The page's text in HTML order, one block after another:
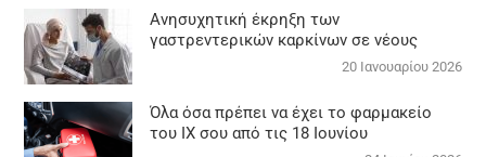
Aνησυχητική έκρηξη των
γαστρεντερικών καρκίνων σε νέους
20 Ιανουαρίου 2026
Όλα όσα πρέπει να έχει το φαρμακείο
του ΙΧ σου από τις 18 Ιουνίου